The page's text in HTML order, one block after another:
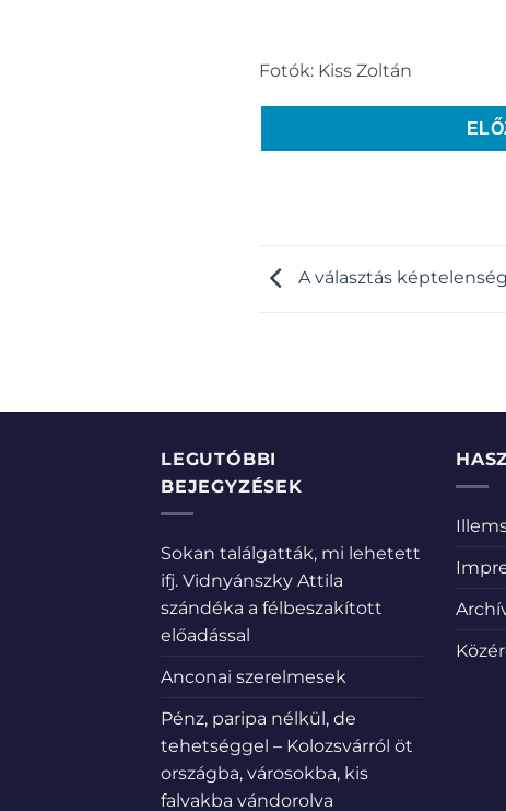
Fotók: Kiss Zoltán
A választás
LEGUTÓBBI
BEJEGYZÉSEK
Sokan találgatták, mi lehetett
ifj. Vidnyánszky Attila
szándéka a félbeszakított
előadással
Anconai szerelmesek
Pénz, paripa nélkül, de
tehetséggel – Kolozsvárról öt
országba, városokba, kis
falvakba vándorolva